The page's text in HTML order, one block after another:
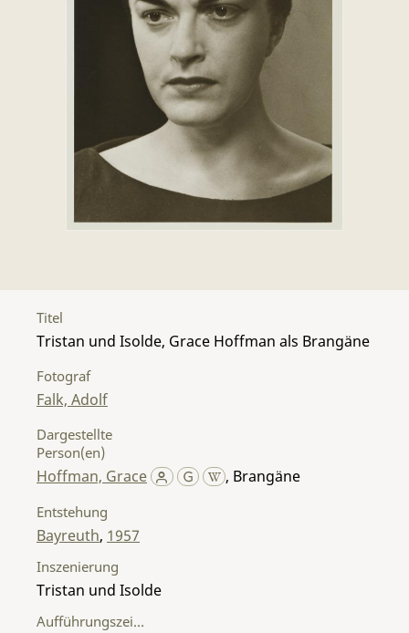
Titel
Tristan und Isolde, Grace Hoffman als Brangäne
Fotograf
Falk, Adolf
Dargestellte
Person(en)
Hoffman, Grace , Brangäne
Entstehung
Bayreuth, 1957
Inszenierung
Tristan und Isolde
Aufführungszeitraum